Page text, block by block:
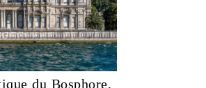
du Bosphore,